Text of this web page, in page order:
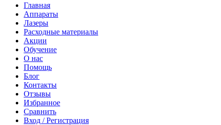
Главная
Аппараты
Лазеры
Расходные материалы
Акции
Обучение
О нас
Помощь
Блог
Контакты
Отзывы
Избранное
Сравнить
Вход / Регистрация